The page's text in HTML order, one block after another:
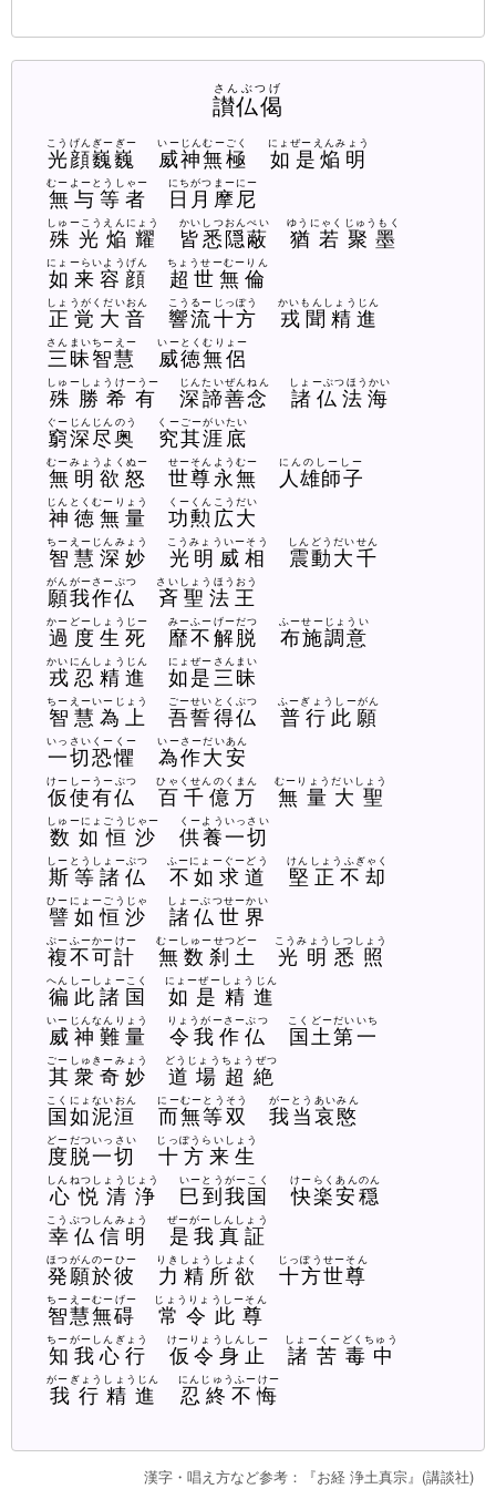
讃仏偈
さんぶつげ
光顔巍巍
こうげんぎーぎー
威神無極
いーじんむーごく
如是焔明
にょぜーえんみょう
無与等者
むーよーとうしゃー
日月摩尼
にちがつまーにー
殊光焔耀
しゅーこうえんにょう
皆悉隠蔽
かいしつおんぺい
猶若聚墨
ゆうにゃくじゅうもく
如来容顔
にょーらいようげん
超世無倫
ちょうせーむーりん
正覚大音
しょうがくだいおん
響流十方
こうるーじっぽう
戎聞精進
かいもんしょうじん
三昧智慧
さんまいちーえー
威徳無侶
いーとくむりょー
殊勝希有
しゅーしょうけーうー
深諦善念
じんたいぜんねん
諸仏法海
しょーぶつほうかい
窮深尽奥
ぐーじんじんのう
究其涯底
くーごーがいたい
無明欲怒
むーみょうよくぬー
世尊永無
せーそんようむー
人雄師子
にんのしーしー
神徳無量
じんとくむーりょう
功勲広大
くーくんこうだい
智慧深妙
ちーえーじんみょう
光明威相
こうみょういーそう
震動大千
しんどうだいせん
願我作仏
がんがーさーぶつ
斉聖法王
さいしょうほうおう
過度生死
かーどーしょうじー
靡不解脱
みーふーげーだつ
布施調意
ふーせーじょうい
戎忍精進
かいにんしょうじん
如是三昧
にょぜーさんまい
智慧為上
ちーえーいーじょう
吾誓得仏
ごーせいとくぶつ
普行此願
ふーぎょうしーがん
一切恐懼
いっさいくーくー
為作大安
いーさーだいあん
仮使有仏
けーしーうーぶつ
百千億万
ひゃくせんのくまん
無量大聖
むーりょうだいしょう
数如恒沙
しゅーにょごうじゃー
供養一切
くーよういっさい
斯等諸仏
しーとうしょーぶつ
不如求道
ふーにょーぐーどう
堅正不却
けんしょうふぎゃく
譬如恒沙
ひーにょーごうじゃ
諸仏世界
しょーぶつせーかい
複不可計
ぶーふーかーけー
無数刹土
むーしゅーせつどー
光明悉照
こうみょうしつしょう
徧此諸国
へんしーしょーこく
如是精進
にょーぜーしょうじん
威神難量
いーじんなんりょう
令我作仏
りょうがーさーぶつ
国土第一
こくどーだいいち
其衆奇妙
ごーしゅきーみょう
道場超絶
どうじょうちょうぜつ
国如泥洹
こくにょないおん
而無等双
にーむーとうそう
我当哀愍
がーとうあいみん
度脱一切
どーだついっさい
十方来生
じっぽうらいしょう
心悦清浄
しんねつしょうじょう
巳到我国
いーとうがーこく
快楽安穏
けーらくあんのん
幸仏信明
こうぶつしんみょう
是我真証
ぜーがーしんしょう
発願於彼
ほつがんのーひー
力精所欲
りきしょうしょよく
十方世尊
じっぽうせーそん
智慧無碍
ちーえーむーげー
常令此尊
じょうりょうしーそん
知我心行
ちーがーしんぎょう
仮令身止
けーりょうしんしー
諸苦毒中
しょーくーどくちゅう
我行精進
がーぎょうしょうじん
忍終不悔
にんじゅうふーけー
漢字・唱え方など参考：『お経 浄土真宗』(講談社)